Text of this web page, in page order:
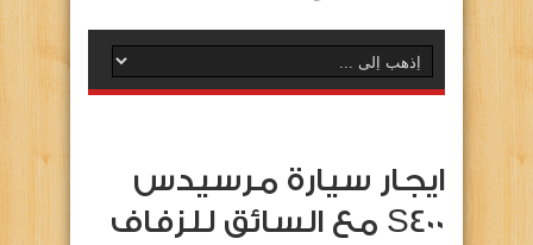
ايجار سيارة مرسيدس
S400 مع السائق للزفاف